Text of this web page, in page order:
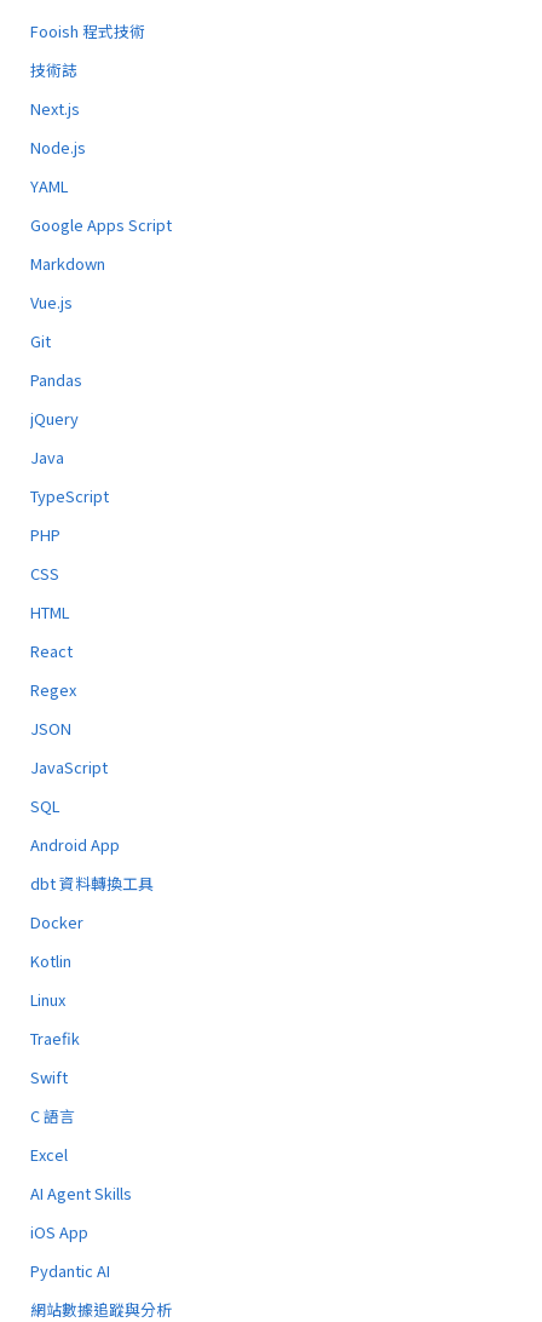
Fooish 程式技術
技術誌
Next.js
Node.js
YAML
Google Apps Script
Markdown
Vue.js
Git
Pandas
jQuery
Java
TypeScript
PHP
CSS
HTML
React
Regex
JSON
JavaScript
SQL
Android App
dbt 資料轉換工具
Docker
Kotlin
Linux
Traefik
Swift
C 語言
Excel
AI Agent Skills
iOS App
Pydantic AI
網站數據追蹤與分析